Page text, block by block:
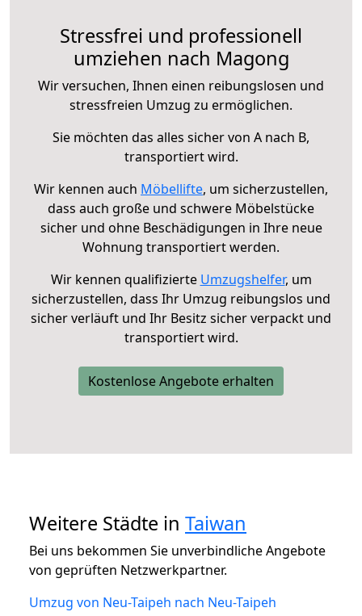
Stressfrei und professionell
umziehen nach Magong
Wir versuchen, Ihnen einen reibungslosen und
stressfreien Umzug zu ermöglichen.
Sie möchten das alles sicher von A nach B,
transportiert wird.
Wir kennen auch Möbellifte, um sicherzustellen,
dass auch große und schwere Möbelstücke
sicher und ohne Beschädigungen in Ihre neue
Wohnung transportiert werden.
Wir kennen qualifizierte Umzugshelfer, um
sicherzustellen, dass Ihr Umzug reibungslos und
sicher verläuft und Ihr Besitz sicher verpackt und
transportiert wird.
Kostenlose Angebote erhalten
Weitere Städte in Taiwan
Bei uns bekommen Sie unverbindliche Angebote
von geprüften Netzwerkpartner.
Umzug von Neu-Taipeh nach Neu-Taipeh